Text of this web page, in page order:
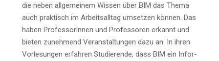
die neben all­ge­mei­nem Wis­sen über BIM das The­ma
auch prak­tisch im Arbeits­all­tag umset­zen kön­nen. Das
haben Pro­fes­so­rin­nen und Pro­fes­so­ren erkannt und
bie­ten zuneh­mend Ver­an­stal­tun­gen dazu an. In ihren
Vor­le­sun­gen erfah­ren Stu­die­ren­de, dass BIM ein Infor­